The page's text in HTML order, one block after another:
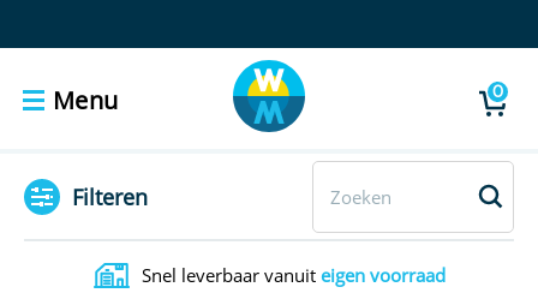
Menu 0
Filteren
Snel leverbaar vanuit eigen voorraad